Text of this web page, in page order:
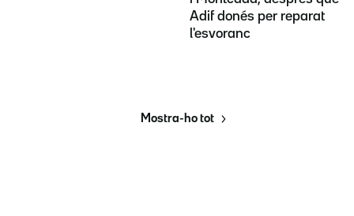
Adif donés per reparat
l'esvoranc
Mostra-ho tot